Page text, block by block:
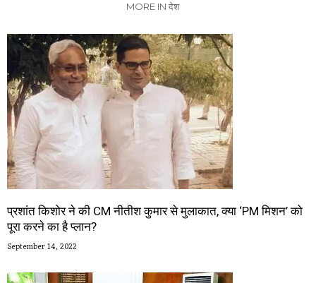
MORE IN देश
प्रशांत किशोर ने की CM नीतीश कुमार से मुलाकात, क्या ‘PM मिशन’ को
पूरा करने का है प्लान?
September 14, 2022